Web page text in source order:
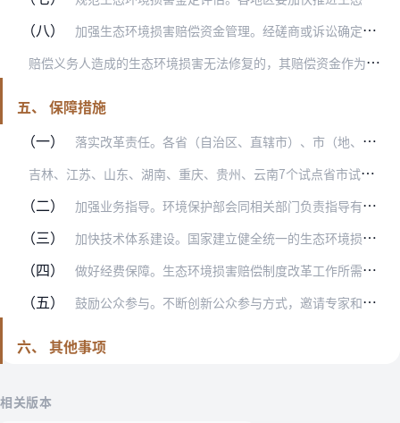
（八） 加强生态环境损害赔偿资金管理。经磋商或诉讼确定赔偿义务人的，赔偿义务人应当根据磋商或判决要求，组织开展生态环境损害的修复。赔偿义务人无能力开展修复工作的，可以委…
赔
偿义务人造成的生态环境损害无法修复的，其赔偿资金作为政府非税收入，全额上缴同级国库，纳入预算管理。赔偿权利人及其指定的部门或机构根据磋商或判决要求，结合本区域…
五、 保障措施
（一）
落实改革责任。各省（自治区、直辖市）、市（地、州、盟）党委和政府要加强对生态环境损害赔偿制度改革的统一领导，及时制定本地区实施方案，明确改革任务和时限要求，大胆…
吉
林、江苏、山东、湖南、重庆、贵州、云南7个试点省市试点期间的实施方案可以结合试点情况和本方案要求进行调整完善。
（二）
加强业务指导。环境保护部会同相关部门负责指导有关生态环境损害调查、鉴定评估、修复方案编制、修复效果后评估等业务工作。最高人民法院负责指导有关生态环境损害赔偿的审…
（三） 加快技术体系建设。国家建立健全统一的生态环境损害鉴定评估技术标准体系。环境保护部负责制定完善生态环境损害鉴定评估技术标准体系框架和技术总纲；会同相关部门出台或修…
（四） 做好经费保障。生态环境损害赔偿制度改革工作所需经费由同级财政予以安排。
（五） 鼓励公众参与。不断创新公众参与方式，邀请专家和利益相关的公民、法人、其他组织参加生态环境修复或赔偿磋商工作。依法公开生态环境损害调查、鉴定评估、赔偿、诉讼裁判文…
六、 其他事项
相关版本